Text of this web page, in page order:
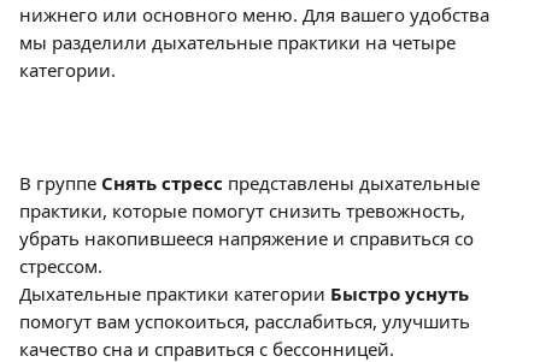
нижнего или основного меню. Для вашего удобства
мы разделили дыхательные практики на четыре
категории.
В группе Снять стресс представлены дыхательные
практики, которые помогут снизить тревожность,
убрать накопившееся напряжение и справиться со
стрессом.
Дыхательные практики категории Быстро уснуть
помогут вам успокоиться, расслабиться, улучшить
качество сна и справиться с бессонницей.